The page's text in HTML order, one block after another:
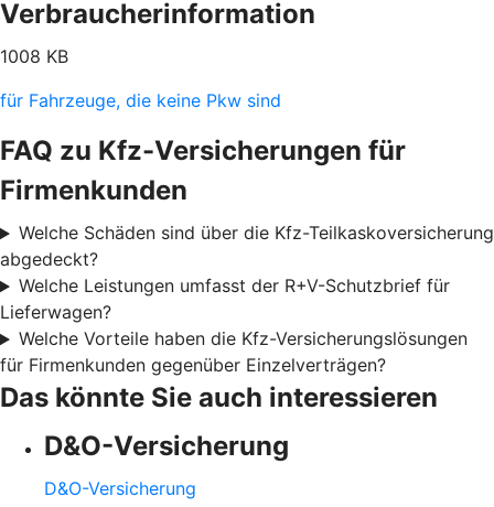
Verbraucherinformation
1008 KB
für Fahrzeuge, die keine Pkw sind
FAQ zu Kfz-Versicherungen für
Firmenkunden
Welche Schäden sind über die Kfz-Teilkaskoversicherung
abgedeckt?
Welche Leistungen umfasst der R+V-Schutzbrief für
Lieferwagen?
Welche Vorteile haben die Kfz-Versicherungslösungen
für Firmenkunden gegenüber Einzelverträgen?
Das könnte Sie auch interessieren
D&O-Versicherung
D&O-Versicherung